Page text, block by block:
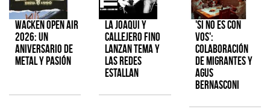
Wacken Open Air
2026: Un
aniversario de
metal y pasión
La Joaqui y
Callejero Fino
lanzan tema y
las redes
estallan
'Si No Es Con
Vos':
colaboración
de Migrantes y
Agus
Bernasconi